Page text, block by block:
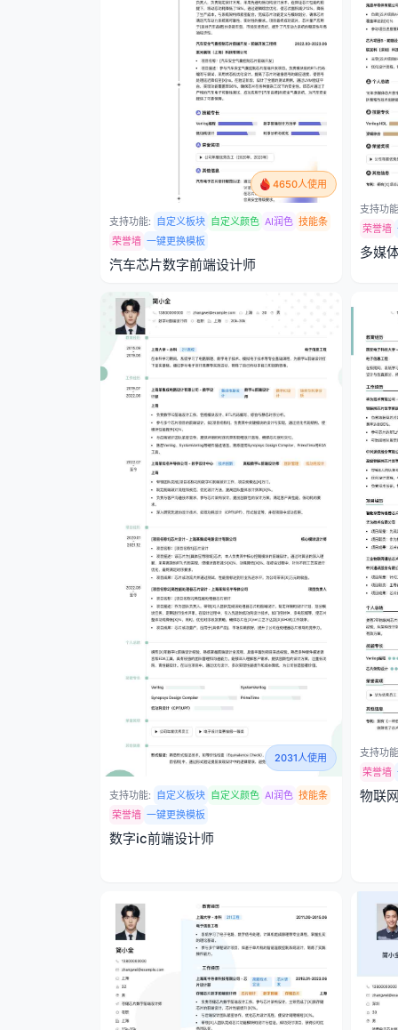
4650人使用
支持功能: 自定义板块 自定义颜色 AI润色 技能条
荣誉墙 一键更换模板
汽车芯片数字前端设计师
支持功
荣誉墙
多媒
2031人使用
支持功能: 自定义板块 自定义颜色 AI润色 技能条
荣誉墙 一键更换模板
数字ic前端设计师
支持功
荣誉墙
物联